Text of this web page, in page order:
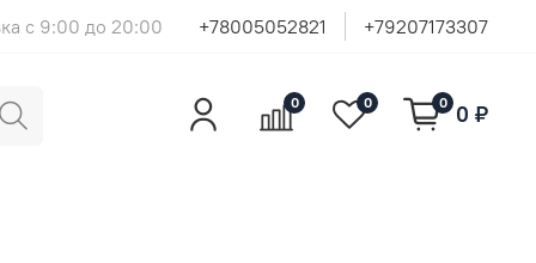
с 9:00 до 20:00 +78005052821 +79207173307
0 0 0 0 ₽